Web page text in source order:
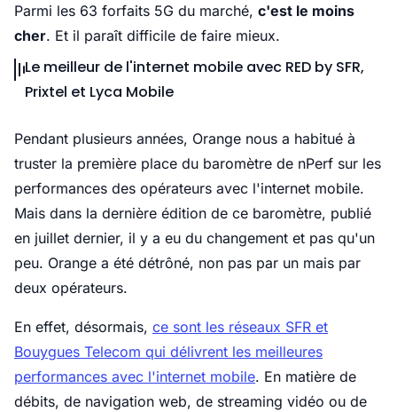
Parmi les 63 forfaits 5G du marché, c'est le moins
cher. Et il paraît difficile de faire mieux.
Le meilleur de l'internet mobile avec RED by SFR,
Prixtel et Lyca Mobile
Pendant plusieurs années, Orange nous a habitué à
truster la première place du baromètre de nPerf sur les
performances des opérateurs avec l'internet mobile.
Mais dans la dernière édition de ce baromètre, publié
en juillet dernier, il y a eu du changement et pas qu'un
peu. Orange a été détrôné, non pas par un mais par
deux opérateurs.
En effet, désormais, ce sont les réseaux SFR et
Bouygues Telecom qui délivrent les meilleures
performances avec l'internet mobile. En matière de
débits, de navigation web, de streaming vidéo ou de